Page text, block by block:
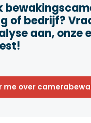
of bedrijf?
aan, onze
me over